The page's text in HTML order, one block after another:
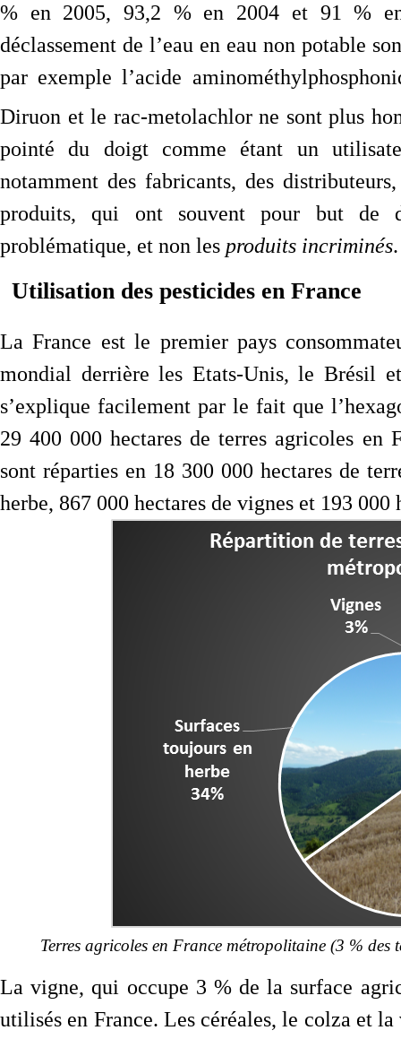
% en 2005, 93,2 % en 2004 et 91 % en
déclassement de l’eau en eau non potable
par exemple l’acide
Diruon et le rac-metolachlor ne sont plus
pointé du doigt comme étant un
notamment des fabricants, des
produits, qui ont souvent pour but de
problématique, et non les produits incriminés
Utilisation des pesticides en France
La France est le premier pays
mondial derrière les Etats-Unis, le Brésil
s’explique facilement par le fait que
29 400 000 hectares de terres agricoles en
sont réparties en 18 300 000 hectares de
herbe, 867 000 hectares de vignes et 193
Terres agricoles en France métropolitaine (3 % des
La vigne, qui occupe 3 % de la surface
utilisés en France. Les céréales, le colza et